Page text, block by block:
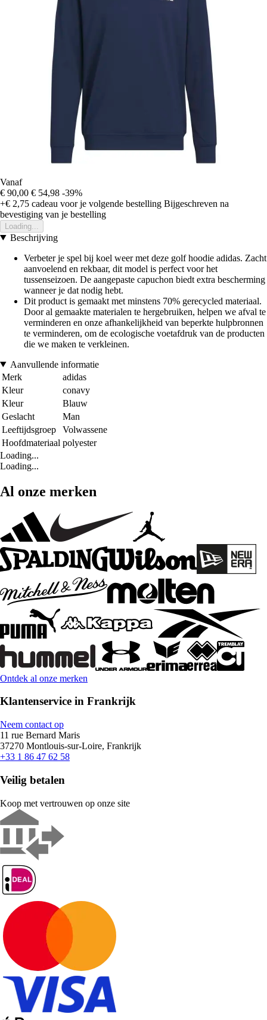
Vanaf
€ 90,00 € 54,98 -39%
+€ 2,75 cadeau voor je volgende bestelling Bijgeschreven na
bevestiging van je bestelling
Loading...
Beschrijving
Verbeter je spel bij koel weer met deze golf hoodie adidas. Zacht
aanvoelend en rekbaar, dit model is perfect voor het
tussenseizoen. De aangepaste capuchon biedt extra bescherming
wanneer je dat nodig hebt.
Dit product is gemaakt met minstens 70% gerecycled materiaal.
Door al gemaakte materialen te hergebruiken, helpen we afval te
verminderen en onze afhankelijkheid van beperkte hulpbronnen
te verminderen, om de ecologische voetafdruk van de producten
die we maken te verkleinen.
Aanvullende informatie
Merk
adidas
Kleur
conavy
Kleur
Blauw
Geslacht
Man
Leeftijdsgroep
Volwassene
Hoofdmateriaal polyester
Loading...
Loading...
Al onze merken
Ontdek al onze merken
Klantenservice in Frankrijk
Neem contact op
11 rue Bernard Maris
37270 Montlouis-sur-Loire, Frankrijk
+33 1 86 47 62 58
Veilig betalen
Koop met vertrouwen op onze site